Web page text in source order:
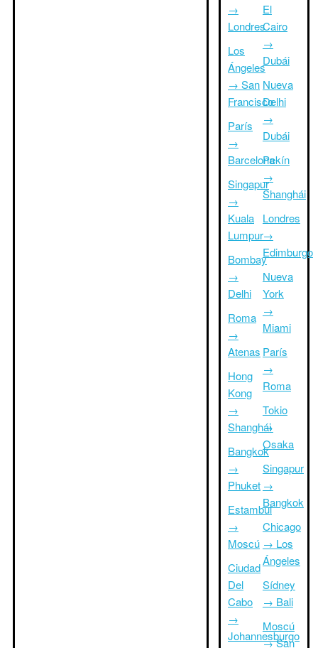
→
Londres
Los
Ángeles
→ San
Francisco
París
→
Barcelona
Singapur
→
Kuala
Lumpur
Bombay
→
Delhi
Roma
→
Atenas
Hong
Kong
→
Shanghái
Bangkok
→
Phuket
Estambul
→
Moscú
Ciudad
Del
Cabo
→
Johannesburgo
El
Cairo
→
Dubái
Nueva
Delhi
→
Dubái
Pekín
→
Shanghái
Londres
→
Edimburgo
Nueva
York
→
Miami
París
→
Roma
Tokio
→
Osaka
Singapur
→
Bangkok
Chicago
→ Los
Ángeles
Sídney
→ Bali
Moscú
→ San